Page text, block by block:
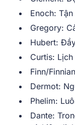
Enoch:
Gregory:
Hubert:
Curtis:
Finn/
Dermot:
Phelim:
Dante: